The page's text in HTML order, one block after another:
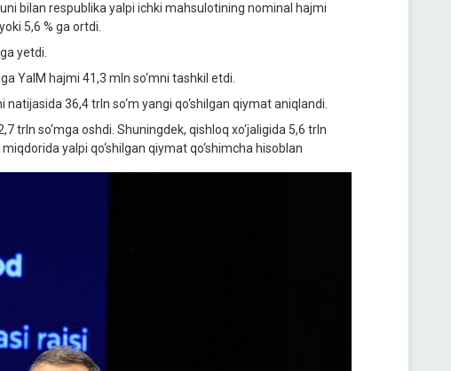
bilan respublika yalpi ichki mahsulotining nominal hajmi
5,6 % ga ortdi.
yetdi.
YaIM hajmi 41,3 mln so‘mni tashkil etdi.
36,4 trln so‘m yangi qo‘shilgan qiymat aniqlandi.
trln so‘mga oshdi. Shuningdek, qishloq xo‘jaligida 5,6 trln
yalpi qo‘shilgan qiymat qo‘shimcha hisoblan